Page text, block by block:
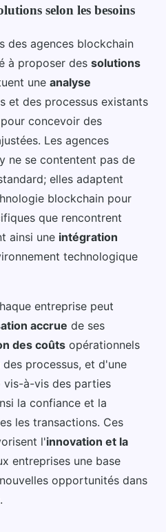
selon les besoins
des agences blockchain
à proposer des solutions
une analyse
et des processus existants
concevoir des
Les agences
ne se contentent pas de
elles adaptent
blockchain pour
que rencontrent
ainsi une intégration
technologique
entreprise peut
accrue de ses
des coûts opérationnels
processus, et d'une
vis-à-vis des parties
la confiance et la
les transactions. Ces
l'innovation et la
entreprises une base
opportunités dans